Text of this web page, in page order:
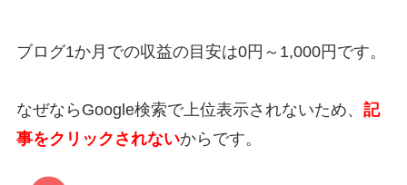
ブログ1か月での収益の目安は0円～1,000円 です。
なぜならGoogle検索で上位表示されないため、 記
事をクリックされないからです。